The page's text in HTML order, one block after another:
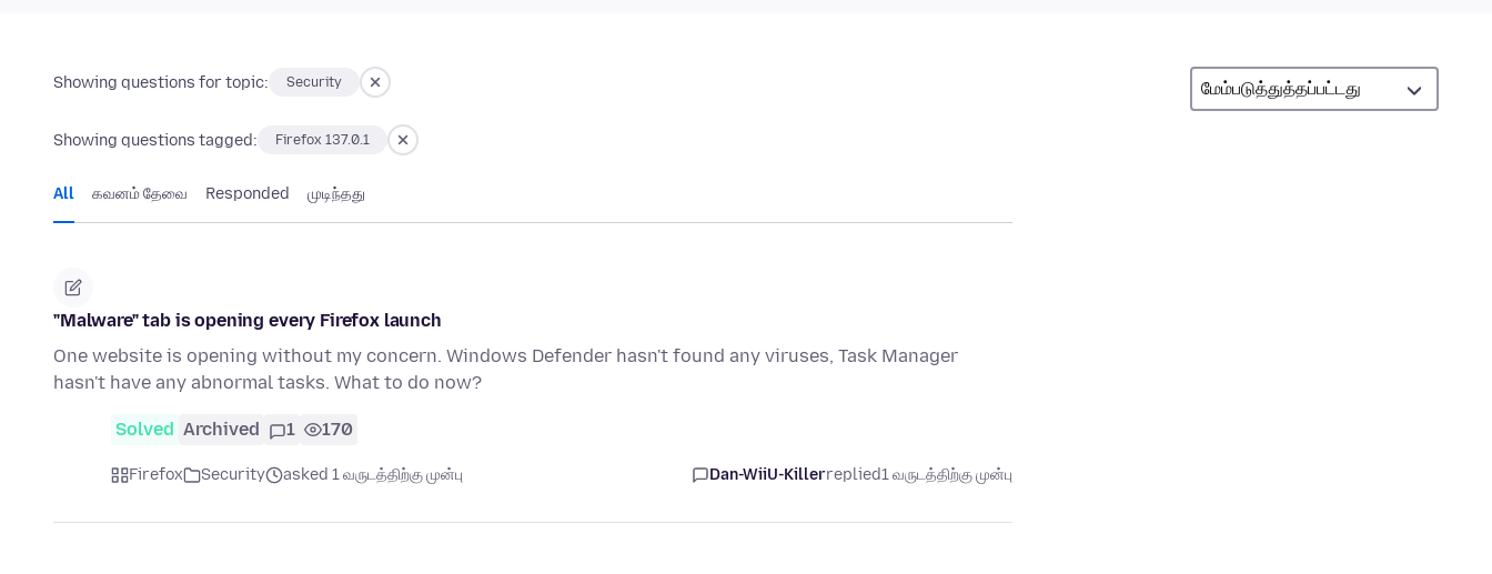
Showing questions for topic: Security
Showing questions tagged: Firefox 137.0.1
All கவனம் தேவை Responded முடிந்தது
"Malware" tab is opening every Firefox launch
One website is opening without my concern. Windows Defender hasn't found any viruses, Task Manager
hasn't have any abnormal tasks. What to do now?
Solved Archived 1 170
Firefox Security asked 1 வருடத்திற்கு முன்பு Dan-WiiU-Killerreplied1 வருடத்திற்கு முன்பு